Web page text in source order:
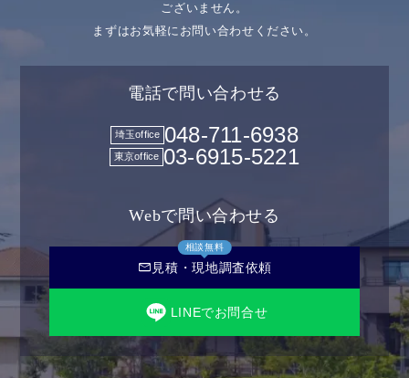
ございません。
まずはお気軽にお問い合わせください。
電話で問い合わせる
埼玉office 048-711-6938
東京office 03-6915-5221
Webで問い合わせる
相談無料
mail 見積・現地調査依頼
LINEでお問合せ